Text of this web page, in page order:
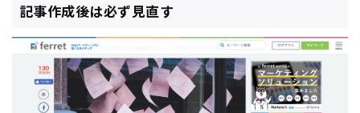
記事作成後は必ず見直す